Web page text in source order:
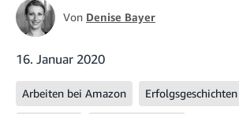
Von Denise Bayer
16. Januar 2020
Arbeiten bei Amazon Erfolgsgeschichten